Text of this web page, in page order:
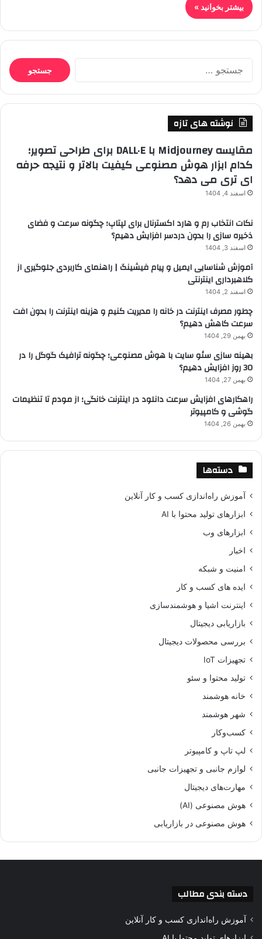
بیشتر بخوانید »
جستجو
برای:
نوشته های تازه
مقایسه Midjourney با DALL·E برای طراحی تصویر؛
کدام ابزار هوش مصنوعی کیفیت بالاتر و نتیجه حرفه
ای تری می دهد؟
اسفند 4, 1404
نکات انتخاب رم و هارد اکسترنال برای لپتاپ؛ چگونه سرعت و فضای
ذخیره سازی را بدون دردسر افزایش دهیم؟
اسفند 3, 1404
آموزش شناسایی ایمیل و پیام فیشینگ | راهنمای کاربردی جلوگیری از
کلاهبرداری اینترنتی
اسفند 2, 1404
چطور مصرف اینترنت در خانه را مدیریت کنیم و هزینه اینترنت را بدون افت
سرعت کاهش دهیم؟
بهمن 29, 1404
بهینه سازی سئو سایت با هوش مصنوعی؛ چگونه ترافیک گوگل را در
30 روز افزایش دهیم؟
بهمن 27, 1404
راهکارهای افزایش سرعت دانلود در اینترنت خانگی؛ از مودم تا تنظیمات
گوشی و کامپیوتر
بهمن 26, 1404
دسته‌ها
آموزش راه‌اندازی کسب و کار آنلاین
ابزارهای تولید محتوا با AI
ابزارهای وب
اخبار
امنیت و شبکه
ایده های کسب و کار
اینترنت اشیا و هوشمندسازی
بازاریابی دیجیتال
بررسی محصولات دیجیتال
تجهیزات IoT
تولید محتوا و سئو
خانه هوشمند
شهر هوشمند
کسب‌وکار
لپ تاپ و کامپیوتر
لوازم جانبی و تجهیزات جانبی
مهارت‌های دیجیتال
هوش مصنوعی (AI)
هوش مصنوعی در بازاریابی
دسته بندی مطالب
آموزش راه‌اندازی کسب و کار آنلاین